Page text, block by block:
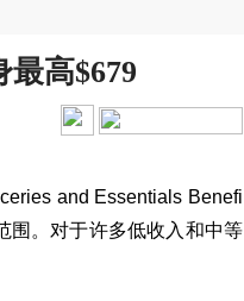
高$679
and Essentials Benefi
围。对于许多低收入和中等